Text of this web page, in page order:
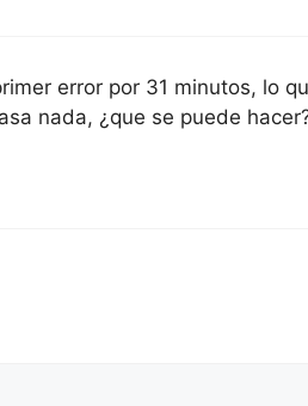
error por 31 minutos, lo
nada, ¿que se puede